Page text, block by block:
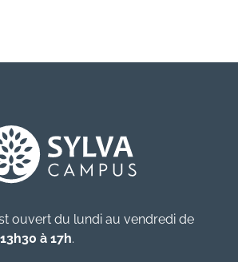
ouvert du lundi au vendredi de
à 17h.